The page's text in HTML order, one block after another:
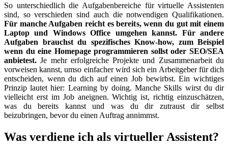
So unterschiedlich die Aufgabenbereiche für virtuelle Assistenten
sind, so verschieden sind auch die notwendigen Qualifikationen.
Für manche Aufgaben reicht es bereits, wenn du gut mit einem
Laptop und Windows Office umgehen kannst. Für andere
Aufgaben brauchst du spezifisches Know-how, zum Beispiel
wenn du eine Homepage programmieren sollst oder SEO/SEA
anbietest. Je mehr erfolgreiche Projekte und Zusammenarbeit du
vorweisen kannst, umso einfacher wird sich ein Arbeitgeber für dich
entscheiden, wenn du dich auf einen Job bewirbst. Ein wichtiges
Prinzip lautet hier: Learning by doing. Manche Skills wirst du dir
vielleicht erst im Job aneignen. Wichtig ist, richtig einzuschätzen,
was du bereits kannst und was du dir zutraust dir selbst
beizubringen, bevor du einen Auftrag annimmst.
Was verdiene ich als virtueller Assistent?